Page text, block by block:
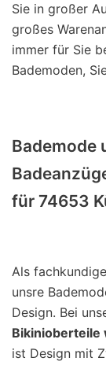
Sie in großer
großes
immer für Sie
Bademoden,
Bademode
für 74653
Als
unsre
Design. Bei
Bikinioberteile
ist Design mit